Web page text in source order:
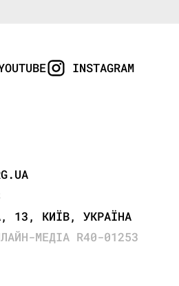
INSTAGRAM
13, КИЇВ, УКРАЇНА
МЕДІА R40-01253